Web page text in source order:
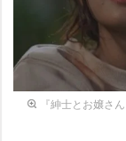
『紳士とお嬢さ